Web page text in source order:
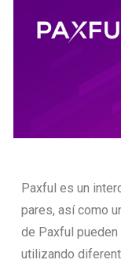
Paxful es un
pares, así como
de Paxful
utilizando